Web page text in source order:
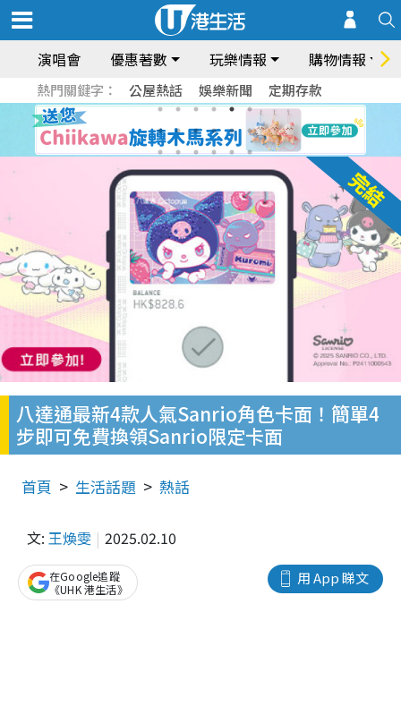
演唱會 優惠著數 玩樂情報 購物情報
熱門關鍵字： 公屋熱話 娛樂新聞 定期存款
八達通最新4款人氣Sanrio角色卡面！簡單4
步即可免費換領Sanrio限定卡面
首頁 生活話題 熱話
文: 王煥雯 2025.02.10
用 App 睇文
在Google追蹤
《UHK 港生活》